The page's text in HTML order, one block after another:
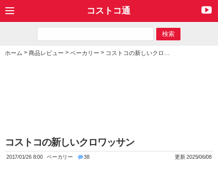
コストコ通
ホーム > 商品レビュー > ベーカリー > コストコの新しいクロワッサン
コストコの新しいクロワッサン
2017/01/26 8:00 ベーカリー 38 更新 2025/06/08